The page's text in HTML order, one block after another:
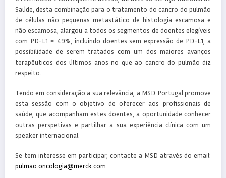
Saúde, desta combinação para o tratamento do cancro do pulmão
de células não pequenas metastático de histologia escamosa e
não escamosa, alargou a todos os segmentos de doentes elegíveis
com PD-L1 ≤ 49%, incluindo doentes sem expressão de PD-L1, a
possibilidade de serem tratados com um dos maiores avanços
terapêuticos dos últimos anos no que ao cancro do pulmão diz
respeito.
Tendo em consideração a sua relevância, a MSD Portugal promove
esta sessão com o objetivo de oferecer aos profissionais de
saúde, que acompanham estes doentes, a oportunidade conhecer
outras perspetivas e partilhar a sua experiência clínica com um
speaker internacional.
Se tem interesse em participar, contacte a MSD através do email:
pulmao.oncologia@merck.com